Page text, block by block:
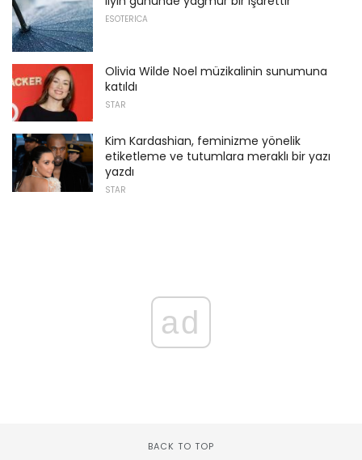
ESOTERICA
Olivia Wilde Noel müzikalinin sunumuna
katıldı
STAR
Kim Kardashian, feminizme yönelik
etiketleme ve tutumlara meraklı bir yazı
yazdı
STAR
ad
BACK TO TOP